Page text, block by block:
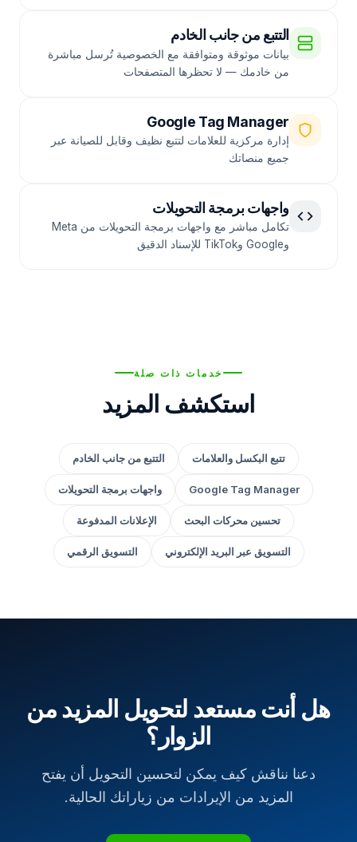
التتبع من جانب الخادم
بيانات موثوقة ومتوافقة مع الخصوصية تُرسل مباشرة
من خادمك — لا تحظرها المتصفحات
Google Tag Manager
إدارة مركزية للعلامات لتتبع نظيف وقابل للصيانة عبر
جميع منصاتك
واجهات برمجة التحويلات
تكامل مباشر مع واجهات برمجة التحويلات من Meta
وGoogle وTikTok للإسناد الدقيق
خدمات ذات صلة
استكشف المزيد
تتبع البكسل والعلامات التتبع من جانب الخادم
Google Tag Manager واجهات برمجة التحويلات
تحسين محركات البحث الإعلانات المدفوعة
التسويق عبر البريد الإلكتروني التسويق الرقمي
هل أنت مستعد لتحويل المزيد من
الزوار؟
دعنا نناقش كيف يمكن لتحسين التحويل أن يفتح
المزيد من الإيرادات من زياراتك الحالية.